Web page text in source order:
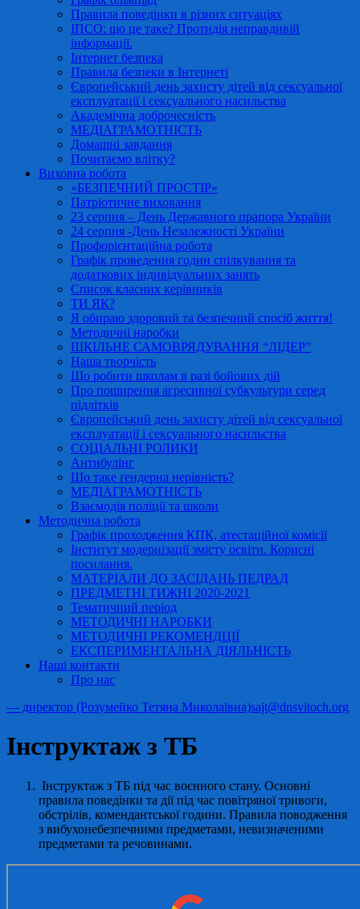
Правила поведінки в різних ситуаціях
ІПСО: що це таке? Протидія неправдивій
інформації.
Інтернет безпека
Правила безпеки в Інтернеті
Європейський день захисту дітей від сексуальної
експлуатації і сексуального насильства
Академічна доброчесність
МЕДІАГРАМОТНІСТЬ
Домашні завдання
Почитаємо влітку?
Виховна робота
«БЕЗПЕЧНИЙ ПРОСТІР»
Патріотичне виховання
23 серпня – День Державного прапора України
24 серпня -День Незалежності України
Профорієнтаційна робота
Графік проведення годин спілкування та
додаткових індивідуальних занять
Список класних керівників
ТИ ЯК?
Я обираю здоровий та безпечний спосіб життя!
Методичні наробки
ШКІЛЬНЕ САМОВРЯДУВАННЯ “ЛІДЕР”
Наша творчість
Що робити школам в разі бойових дій
Про поширення агресивної субкультури серед
підлітків
Європейський день захисту дітей від сексуальної
експлуатації і сексуального насильства
СОЦІАЛЬНІ РОЛИКИ
Антибулінг
Що таке ґендерна нерівність?
МЕДІАГРАМОТНІСТЬ
Взаємодія поліції та школи
Методична робота
Графік проходження КПК, атестаційної комісії
Інститут модернізації змісту освіти. Корисні
посилання.
МАТЕРІАЛИ ДО ЗАСІДАНЬ ПЕДРАД
ПРЕДМЕТНІ ТИЖНІ 2020-2021
Тематичний період
МЕТОДИЧНІ НАРОБКИ
МЕТОДИЧНІ РЕКОМЕНДЦІЇ
ЕКСПЕРИМЕНТАЛЬНА ДІЯЛЬНІСТЬ
Наші контакти
Про нас
— директор (Розумейко Тетяна Миколаївна)sajt@dnsvitoch.org
Інструктаж з ТБ
Інструктаж з ТБ під час воєнного стану. Основні
правила поведінки та дії під час повітряної тривоги,
обстрілів, комендантської години. Правила поводження
з вибухонебезпечними предметами, невизначеними
предметами та речовинами.